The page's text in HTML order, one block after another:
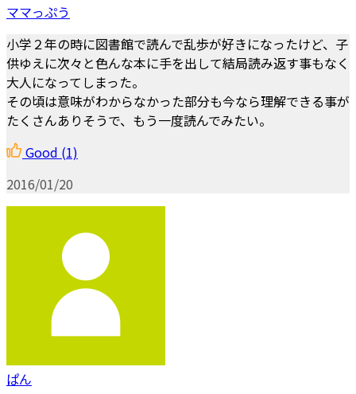
ママっぷう
小学２年の時に図書館で読んで乱歩が好きになったけど、子
供ゆえに次々と色んな本に手を出して結局読み返す事もなく
大人になってしまった。
その頃は意味がわからなかった部分も今なら理解できる事が
たくさんありそうで、もう一度読んでみたい。
Good (1)
2016/01/20
ぱん